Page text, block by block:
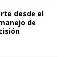
desde el
de